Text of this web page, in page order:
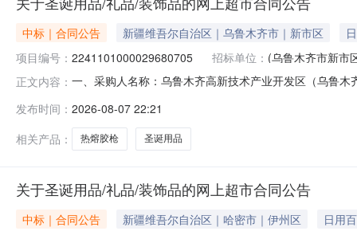
中标｜合同公告 新疆维吾尔自治区｜乌鲁木齐市｜新市区
项目编号： 2241101000029680705 招标单位： (乌鲁木齐市新市
正文内容： 一、采购人名称：乌鲁木齐高新技术产业开发区（乌鲁
称规格型号单位数量单价(元)总价(元)1振丰小配饰圣诞
发布时间： 2026-08-07 22:21
相关产品：
热熔胶枪 圣诞用品
关于圣诞用品/礼品/装饰品的网上超市合同公告
中标｜合同公告 新疆维吾尔自治区｜哈密市｜伊州区
日用